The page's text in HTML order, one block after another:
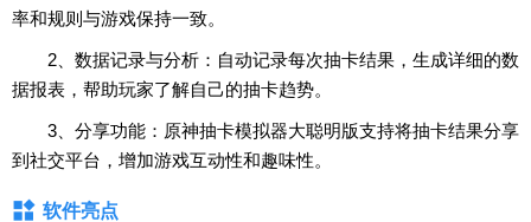
率和规则与游戏保持一致。
2、数据记录与分析：自动记录每次抽卡结果，生成详细的数
据报表，帮助玩家了解自己的抽卡趋势。
3、分享功能：原神抽卡模拟器大聪明版支持将抽卡结果分享
到社交平台，增加游戏互动性和趣味性。
软件亮点